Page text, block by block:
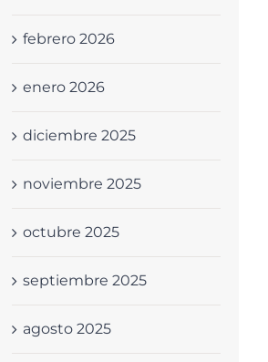
febrero 2026
enero 2026
diciembre 2025
noviembre 2025
octubre 2025
septiembre 2025
agosto 2025